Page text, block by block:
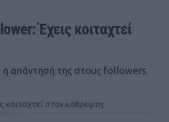
Έχεις κοιταχτεί
η απάντησή της στους followers